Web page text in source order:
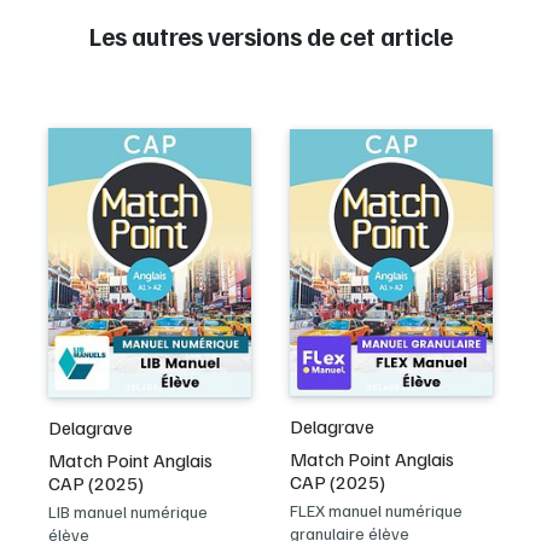
Les autres versions de cet article
Delagrave
Match Point Anglais
CAP (2025)
LIB manuel numérique
élève
Delagrave
Match Point Anglais
CAP (2025)
FLEX manuel numérique
granulaire élève